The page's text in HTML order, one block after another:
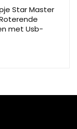
Star Master
met Usb-